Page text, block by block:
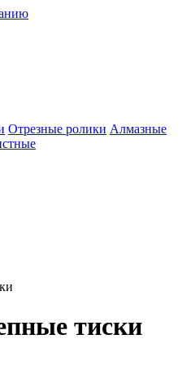
Отрезные ролики Алмазные
тиски